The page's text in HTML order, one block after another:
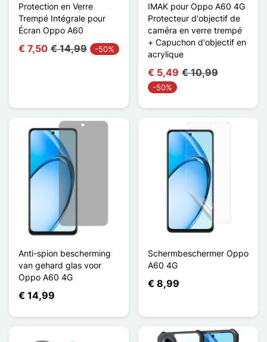
Protection en Verre
Trempé Intégrale pour
Écran Oppo A60
€ 7,50 € 14,99 -50%
IMAK pour Oppo A60 4G
Protecteur d'objectif de
caméra en verre trempé
+ Capuchon d'objectif en
acrylique
€ 5,49 € 10,99
-50%
Anti-spion bescherming
van gehard glas voor
Oppo A60 4G
€ 14,99
Schermbeschermer Oppo
A60 4G
€ 8,99